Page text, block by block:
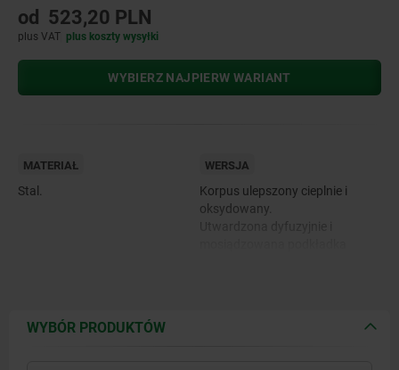
od 523,20 PLN
plus VAT plus koszty wysyłki
WYBIERZ NAJPIERW WARIANT
MATERIAŁ
Stal.
WERSJA
Korpus ulepszony cieplnie i
oksydowany.
WYBÓR PRODUKTÓW